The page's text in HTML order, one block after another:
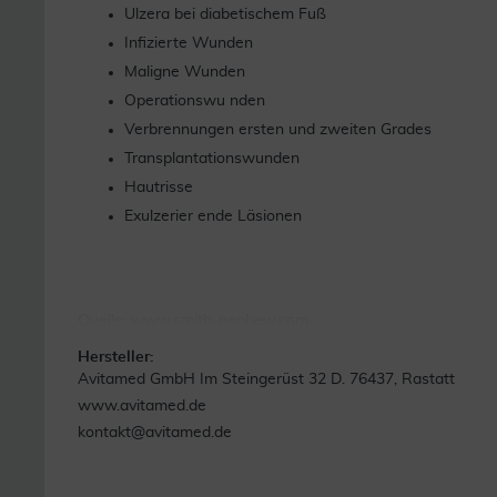
Ulzera bei diabetischem Fuß
Infizierte Wunden
Maligne Wunden
Operationswu nden
Verbrennungen ersten und zweiten Grades
Transplantationswunden
Hautrisse
Exulzerier ende Läsionen
Stand: 08/2018
Hersteller:
Avitamed GmbH Im Steingerüst 32 D. 76437, Rastatt
www.avitamed.de
kontakt@avitamed.de